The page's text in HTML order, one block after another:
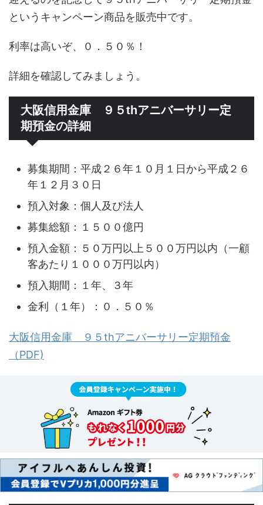
というキャンペーン商品を販売中です。
利率は高いぞ、０．５０％！
詳細を確認してみましょう。
大阪信用金庫 ９５thアニバーサリー定
期預金の詳細
募集期間：平成２６年１０月１日から平成２６
年１２月３０日
預入対象：個人及び法人
募集総額：１５００億円
預入金額：５０万円以上５００万円以内（一顧
客あたり１０００万円以内）
預入期間：１年、３年
金利（１年）：０．５０％
大阪信用金庫 ９５thアニバーサリー定期預金
（PDF)